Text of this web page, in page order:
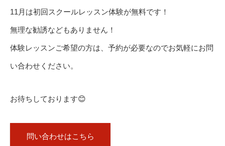
11月は初回スクールレッスン体験が無料です！
無理な勧誘などもありません！
体験レッスンご希望の方は、予約が必要なのでお気軽にお問
い合わせください。
お待ちしております😊
問い合わせはこちら